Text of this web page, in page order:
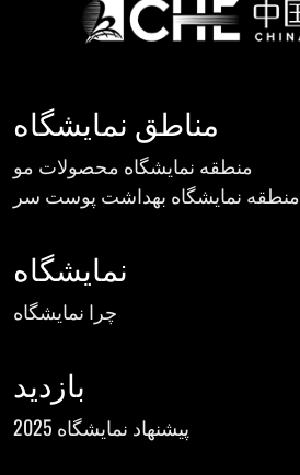
مناطق نمایشگاه
منطقه نمایشگاه محصولات مو
منطقه نمایشگاه بهداشت پوست سر
نمایشگاه
چرا نمایشگاه
بازدید
پیشنهاد نمایشگاه 2025